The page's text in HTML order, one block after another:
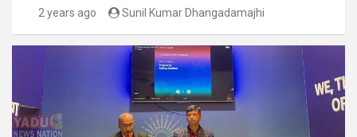
2 years ago Sunil Kumar Dhangadamajhi